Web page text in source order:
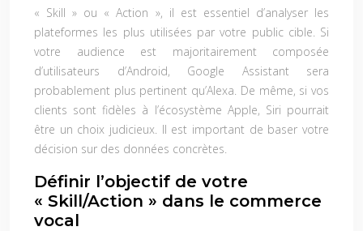
« Skill » ou « Action », il est essentiel d’analyser les
plateformes les plus utilisées par votre public cible. Si
votre audience est majoritairement composée
d’utilisateurs d’Android, Google Assistant sera
probablement plus pertinent qu’Alexa. De même, si vos
clients sont fidèles à l’écosystème Apple, Siri pourrait
être un choix judicieux. Il est important de baser votre
décision sur des données concrètes.
Définir l’objectif de votre
« Skill/Action » dans le commerce
vocal